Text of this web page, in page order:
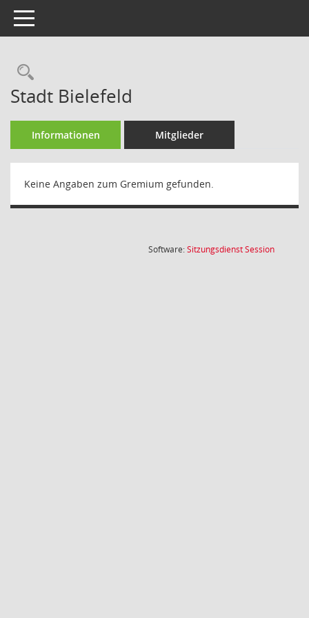
Toggle navigation
Rechercheauswahl
Stadt Bielefeld
Informationen Mitglieder
Keine Angaben zum Gremium gefunden.
Software:SitzungsdienstSession(Wird in